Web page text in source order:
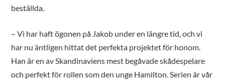
beställda.
– Vi har haft ögonen på Jakob under en längre tid, och vi
har nu äntligen hittat det perfekta projektet för honom.
Han är en av Skandinaviens mest begåvade skådespelare
och perfekt för rollen som den unge Hamilton. Serien är vår